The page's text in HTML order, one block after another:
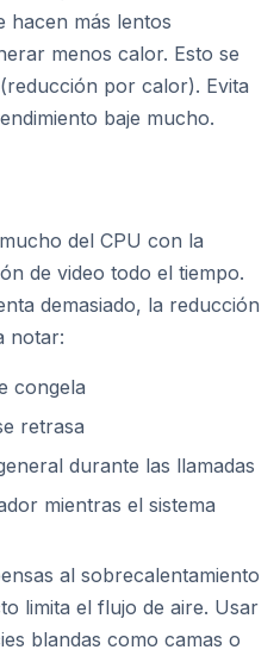
hacen más lentos
menos calor. Esto se
por calor). Evita
baje mucho.
del CPU con la
de video todo el tiempo.
demasiado, la reducción
notar:
congela
retrasa
durante las llamadas
mientras el sistema
al sobrecalentamiento
limita el flujo de aire. Usar
blandas como camas o